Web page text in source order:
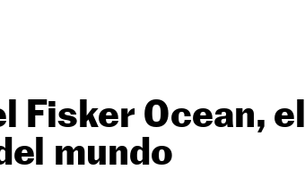
Fisker Ocean,
mundo